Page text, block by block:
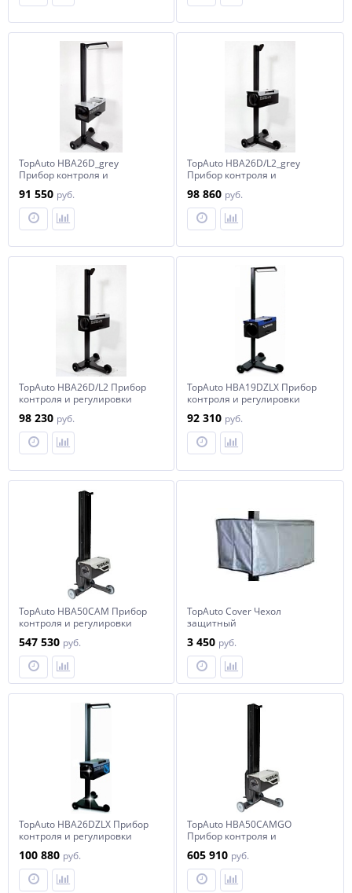
TopAuto HBA26D_grey
Прибор контроля и
усиленный
91 550 руб.
TopAuto HBA26D/L2_grey
Прибор контроля и
усиленный
98 860 руб.
TopAuto HBA26D/L2 Прибор
контроля и регулировки
98 230 руб.
TopAuto HBA19DZLX Прибор
контроля и регулировки
92 310 руб.
TopAuto HBA50CAM Прибор
контроля и регулировки
547 530 руб.
TopAuto Cover Чехол
защитный
3 450 руб.
TopAuto HBA26DZLX Прибор
контроля и регулировки
наводчиком
100 880 руб.
TopAuto HBA50CAMGO
Прибор контроля и
телекамерой
605 910 руб.